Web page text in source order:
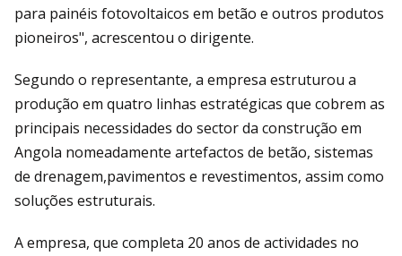
para painéis fotovoltaicos em betão e outros produtos
pioneiros", acrescentou o dirigente.
Segundo o representante, a empresa estruturou a
produção em quatro linhas estratégicas que cobrem as
principais necessidades do sector da construção em
Angola nomeadamente artefactos de betão, sistemas
de drenagem,pavimentos e revestimentos, assim como
soluções estruturais.
A empresa, que completa 20 anos de actividades no